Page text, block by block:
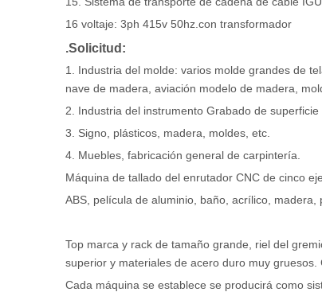
16 voltaje: 3ph 415v 50hz.con transformador
.Solicitud:
1. Industria del molde: varios molde grandes de
nave de madera, aviación modelo de madera,
2. Industria del instrumento Grabado de
3. Signo, plásticos, madera, moldes, etc.
4. Muebles, fabricación general de carpintería.
Máquina de tallado del enrutador CNC de cinco
ABS, película de aluminio, baño, acrílico,
Top marca y rack de tamaño grande, riel del
superior y materiales de acero duro muy
Cada máquina se establece se producirá como